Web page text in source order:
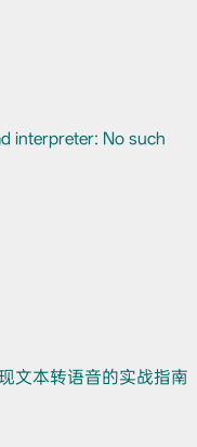
interpreter: No such
文本转语音的实战指南